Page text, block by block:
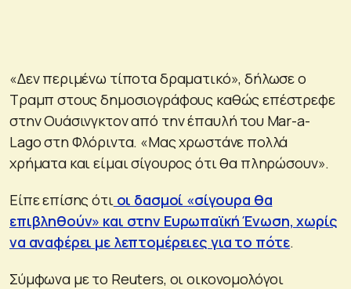
«Δεν περιμένω τίποτα δραματικό», δήλωσε ο
Τραμπ στους δημοσιογράφους καθώς επέστρεφε
στην Ουάσινγκτον από την έπαυλή του Mar-a-
Lago στη Φλόριντα. «Μας χρωστάνε πολλά
χρήματα και είμαι σίγουρος ότι θα πληρώσουν».
Είπε επίσης ότι οι δασμοί «σίγουρα θα
επιβληθούν» και στην Ευρωπαϊκή Ένωση, χωρίς
να αναφέρει με λεπτομέρειες για το πότε.
Σύμφωνα με το Reuters, οι οικονομολόγοι